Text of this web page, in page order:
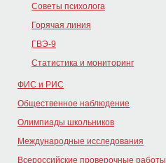
Советы психолога
Горячая линия
ГВЭ-9
Статистика и мониторинг
ФИС и РИС
Общественное наблюдение
Олимпиады школьников
Международные исследования
Всероссийские проверочные работы